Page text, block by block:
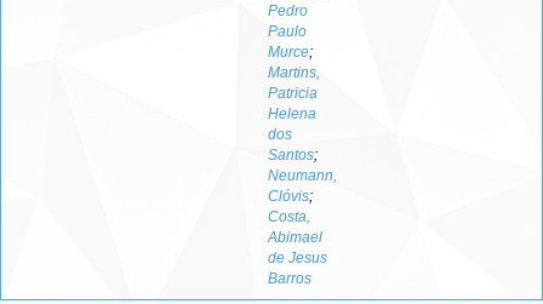
Pedro
Paulo
Murce;
Martins,
Patricia
Helena
dos
Santos;
Neumann,
Clóvis;
Costa,
Abimael
de Jesus
Barros